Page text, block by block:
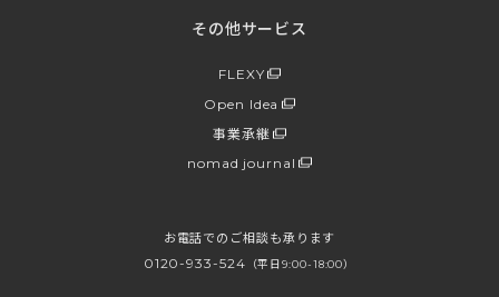
その他サービス
FLEXY
Open Idea
事業承継
nomad journal
お電話でのご相談も承ります
0120-933-524 （平日9:00-18:00）